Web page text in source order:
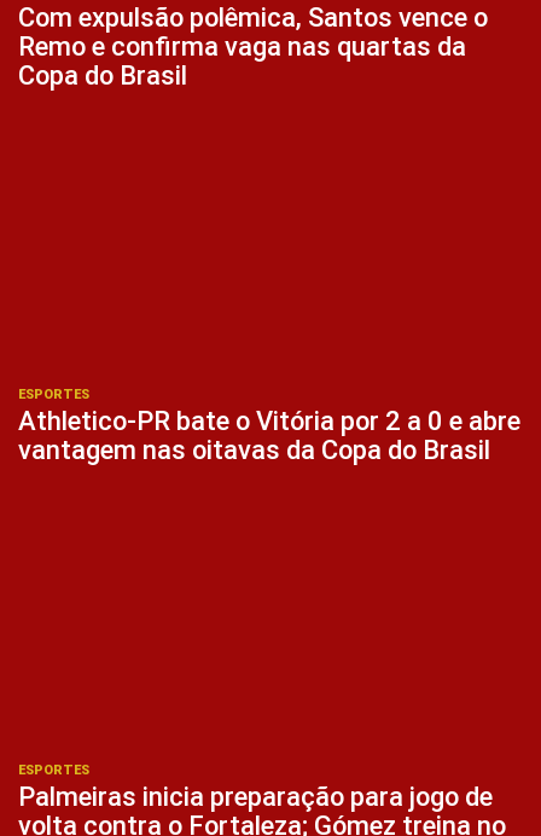
Com expulsão polêmica, Santos vence o
Remo e confirma vaga nas quartas da
Copa do Brasil
ESPORTES
Athletico-PR bate o Vitória por 2 a 0 e abre
vantagem nas oitavas da Copa do Brasil
ESPORTES
Palmeiras inicia preparação para jogo de
volta contra o Fortaleza; Gómez treina no